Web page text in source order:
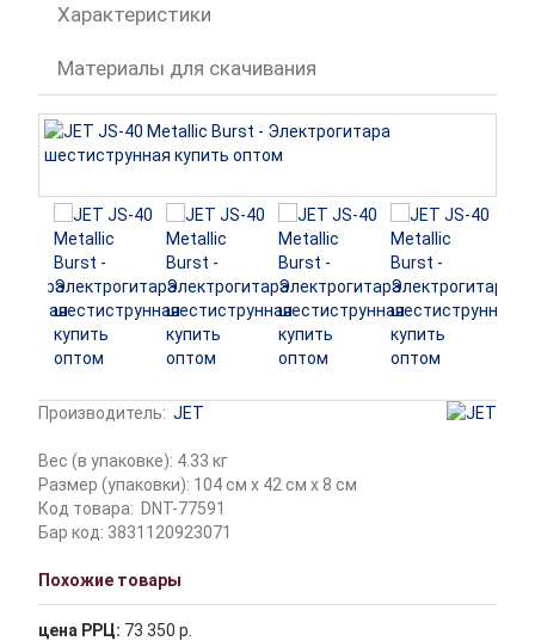
Характеристики
Материалы для скачивания
Производитель: JET
Вес (в упаковке): 4.33 кг
Размер (упаковки): 104 см x 42 см x 8 см
Код товара: DNT-77591
Бар код: 3831120923071
Похожие товары
цена РРЦ: 73 350 р.